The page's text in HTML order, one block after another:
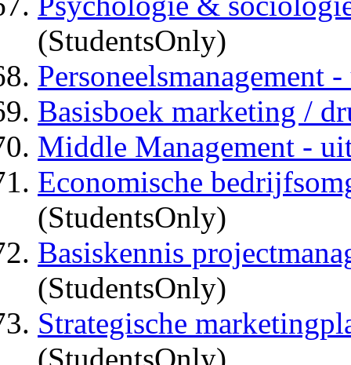
(StudentsOnly)
Personeelsmanagement
Basisboek marketing /
Middle Management -
Economische
(StudentsOnly)
Basiskennis
(StudentsOnly)
Strategische
(StudentsOnly)